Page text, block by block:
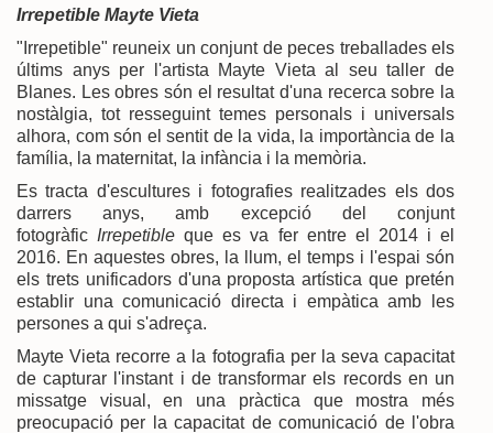
Irrepetible Mayte Vieta
"Irrepetible" reuneix un conjunt de peces treballades els
últims anys per l'artista Mayte Vieta al seu taller de
Blanes. Les obres són el resultat d'una recerca sobre la
nostàlgia, tot resseguint temes personals i universals
alhora, com són el sentit de la vida, la importància de la
família, la maternitat, la infància i la memòria.
Es tracta d'escultures i fotografies realitzades els dos
darrers anys, amb excepció del conjunt
fotogràfic Irrepetible que es va fer entre el 2014 i el
2016. En aquestes obres, la llum, el temps i l'espai són
els trets unificadors d'una proposta artística que pretén
establir una comunicació directa i empàtica amb les
persones a qui s'adreça.
Mayte Vieta recorre a la fotografia per la seva capacitat
de capturar l'instant i de transformar els records en un
missatge visual, en una pràctica que mostra més
preocupació per la capacitat de comunicació de l'obra